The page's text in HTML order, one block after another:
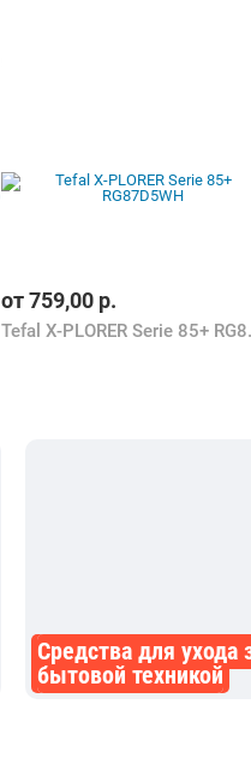
от759,00 р.
Tefal
Средства для ухода
бытовой техникой